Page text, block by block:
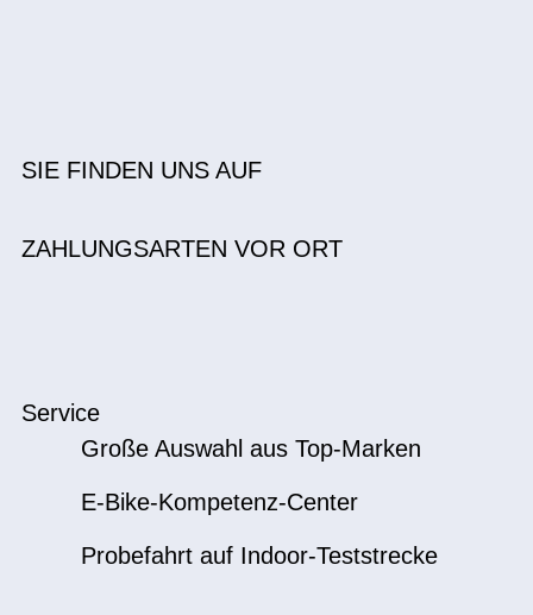
SIE FINDEN UNS AUF
ZAHLUNGSARTEN VOR ORT
Service
Große Auswahl aus Top-Marken
E-Bike-Kompetenz-Center
Probefahrt auf Indoor-Teststrecke